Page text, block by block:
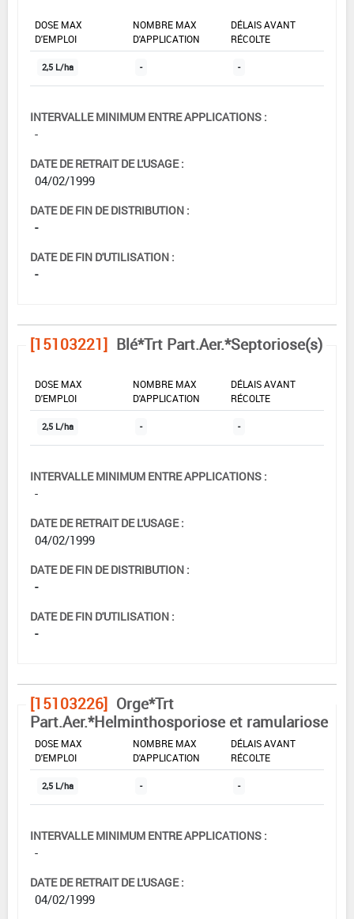
DOSE MAX
D'EMPLOI
NOMBRE MAX
D'APPLICATION
DÉLAIS AVANT
RÉCOLTE
2,5 L/ha - -
INTERVALLE MINIMUM ENTRE APPLICATIONS :
-
DATE DE RETRAIT DE L'USAGE :
04/02/1999
DATE DE FIN DE DISTRIBUTION :
-
DATE DE FIN D'UTILISATION :
-
[15103221] Blé*Trt Part.Aer.*Septoriose(s)
DOSE MAX
D'EMPLOI
NOMBRE MAX
D'APPLICATION
DÉLAIS AVANT
RÉCOLTE
2,5 L/ha - -
INTERVALLE MINIMUM ENTRE APPLICATIONS :
-
DATE DE RETRAIT DE L'USAGE :
04/02/1999
DATE DE FIN DE DISTRIBUTION :
-
DATE DE FIN D'UTILISATION :
-
[15103226] Orge*Trt
Part.Aer.*Helminthosporiose et ramulariose
DOSE MAX
D'EMPLOI
NOMBRE MAX
D'APPLICATION
DÉLAIS AVANT
RÉCOLTE
2,5 L/ha - -
INTERVALLE MINIMUM ENTRE APPLICATIONS :
-
DATE DE RETRAIT DE L'USAGE :
04/02/1999